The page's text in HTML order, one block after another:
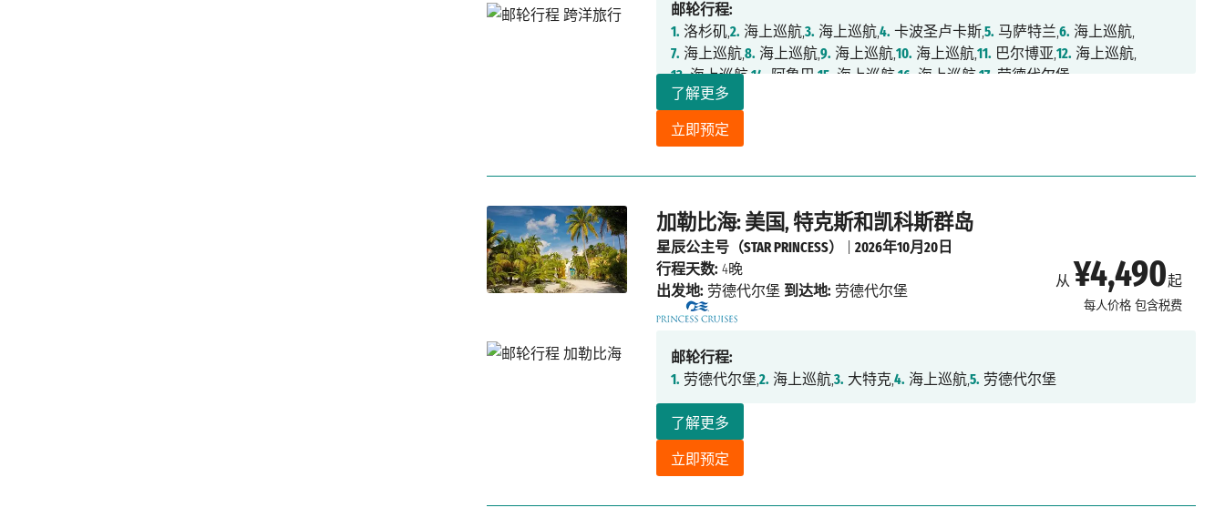
了解更多
立即预定
邮轮行程:
1. 洛杉矶,2. 海上巡航,3. 海上巡航,4. 卡波圣卢卡斯,5. 马萨特兰,6. 海上巡航,
7. 海上巡航,8. 海上巡航,9. 海上巡航,10. 海上巡航,11. 巴尔博亚,12. 海上巡航,
13.海上巡航,14. 阿鲁巴,15. 海上巡航,16. 海上巡航,17. 劳德代尔堡
加勒比海: 美国, 特克斯和凯科斯群岛
从 ¥4,490起
每人价格 包含税费
了解更多
立即预定
星辰公主号（STAR PRINCESS） |2026年10月20日
行程天数: 4晚
出发地: 劳德代尔堡 到达地: 劳德代尔堡
邮轮行程:
1. 劳德代尔堡,2. 海上巡航,3. 大特克,4. 海上巡航,5. 劳德代尔堡